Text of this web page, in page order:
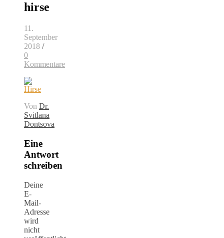
hirse
11.
September
2018 /
0
Kommentare
Von Dr.
Svitlana
Dontsova
Eine
Antwort
schreiben
Deine
E-
Mail-
Adresse
wird
nicht